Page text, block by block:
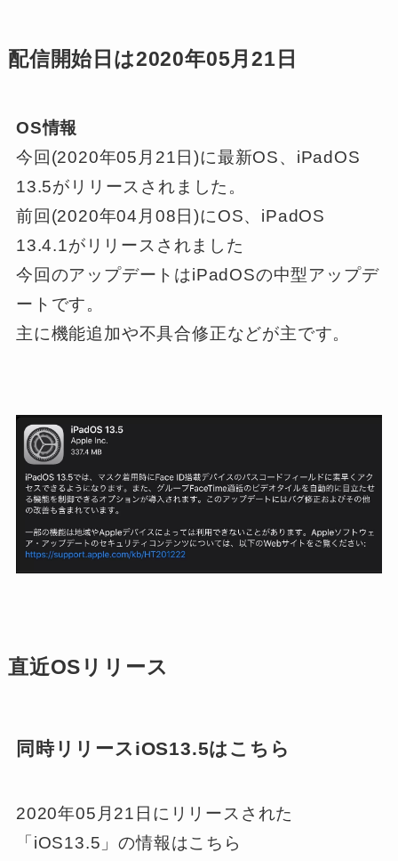
配信開始日は2020年05月21日
OS情報
今回(2020年05月21日)に最新OS、iPadOS
13.5がリリースされました。
前回(2020年04月08日)にOS、iPadOS
13.4.1がリリースされました
今回のアップデートはiPadOSの中型アップデ
ートです。
主に機能追加や不具合修正などが主です。
直近OSリリース
同時リリースiOS13.5はこちら
2020年05月21日にリリースされた
「iOS13.5」の情報はこちら